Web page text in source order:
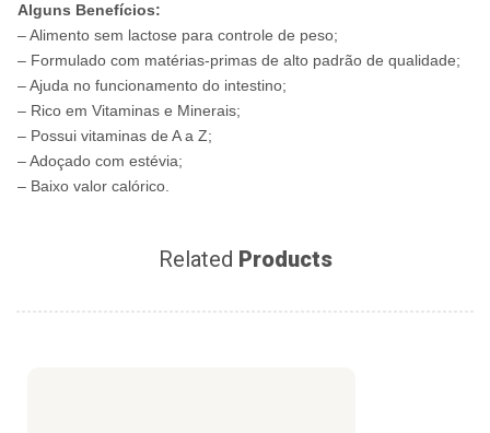
Alguns Benefícios:
– Alimento sem lactose para controle de peso;
– Formulado com matérias-primas de alto padrão de qualidade;
– Ajuda no funcionamento do intestino;
– Rico em Vitaminas e Minerais;
– Possui vitaminas de A a Z;
– Adoçado com estévia;
– Baixo valor calórico.
Related Products